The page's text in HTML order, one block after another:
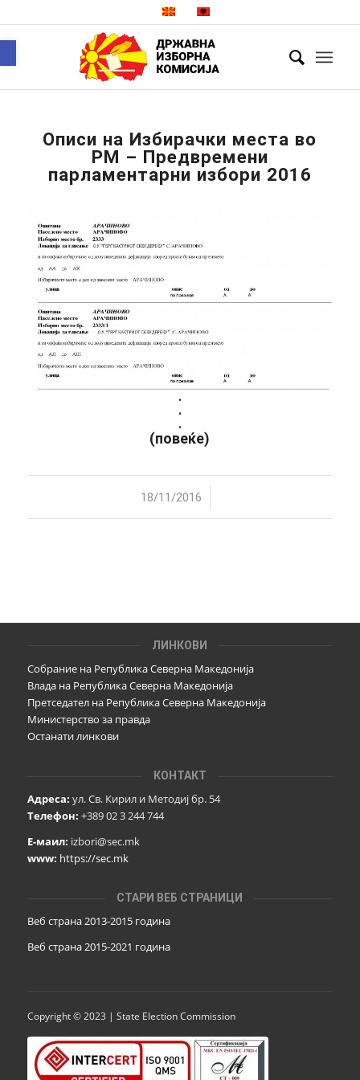
Описи на Избирaчки места во
РМ – Предвремени
парламентарни избори 2016
.
.
.
(повеќе)
18/11/2016
/
ЛИНКОВИ
Собрание на Република Северна Македонија
Влада на Република Северна Македонија
Претседател на Република Северна Македонија
Министерство за правда
Останати линкови
КОНТАКТ
Адреса: ул. Св. Кирил и Методиј бр. 54
Телефон: +389 02 3 244 744
Е-маил: izbori@sec.mk
www: https://sec.mk
СТАРИ ВЕБ СТРАНИЦИ
Веб страна 2013-2015 година
Веб страна 2015-2021 година
Copyright © 2023 | State Election Commission
Open toolbar